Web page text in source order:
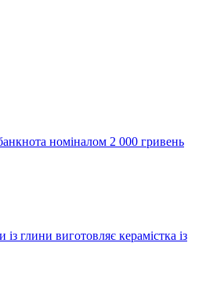
номіналом 2 000 гривень
глини виготовляє керамістка із